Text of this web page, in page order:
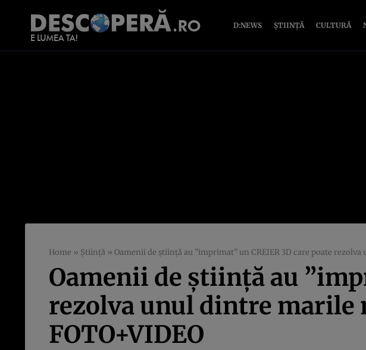
D:NEWS ȘTIINȚĂ CULTURĂ
Home » Știință » Oamenii de ştiinţă au ”imprimat” un CREIER 3D care poate
Oamenii de ştiinţă au
rezolva unul dintre marile
FOTO+VIDEO